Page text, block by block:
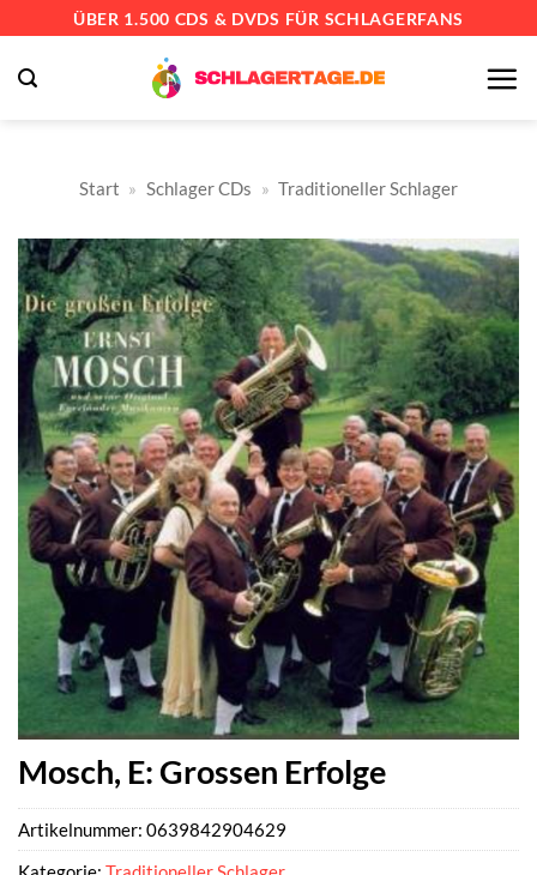
springen
ÜBER 1.500 CDS & DVDS FÜR SCHLAGERFANS
Start » Schlager CDs » Traditioneller Schlager
Mosch, E: Grossen Erfolge
Artikelnummer: 0639842904629